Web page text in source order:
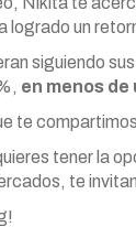
logrado un
siguiendo
en menos de
te
tener la
te